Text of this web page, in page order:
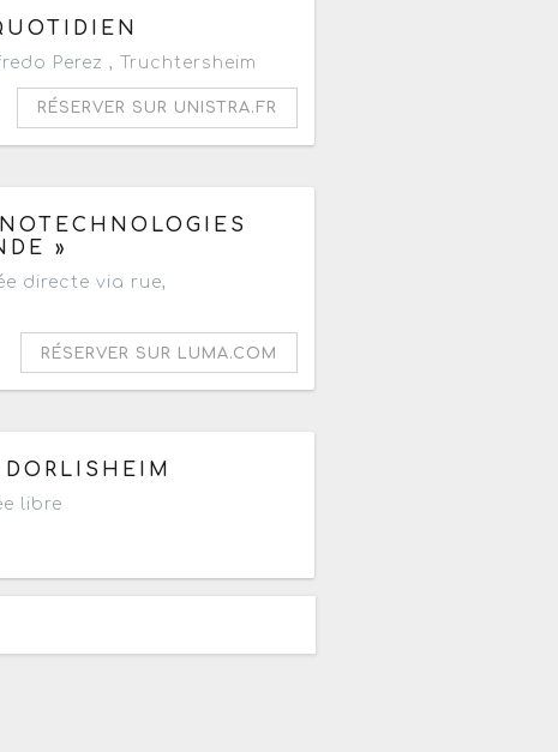
Perez ,
Truchtersheim
RÉSERVER SUR UNISTRA.FR
»
directe via rue,
RÉSERVER SUR LUMA.COM
libre